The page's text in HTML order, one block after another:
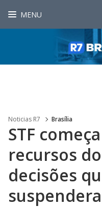
MENU
Noticias R7 Brasília
STF
recursos
decisões